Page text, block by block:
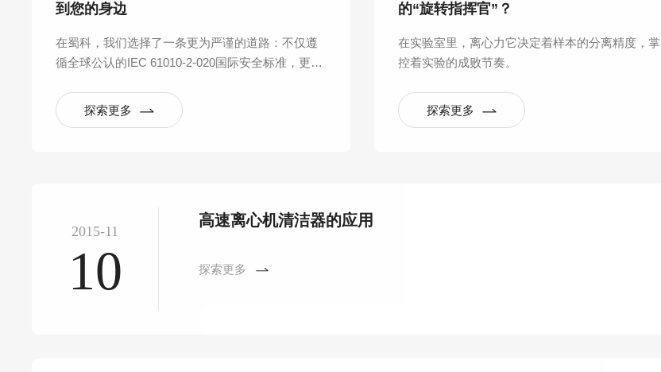
到您的身边
在蜀科，我们选择了一条更为严谨的道路：不仅遵
循全球公认的IEC 61010-2-020国际安全标准，更反
系，将“安全可靠”从一句口号，拆解为数百项可量
化、可重复的严苛测试。
探索更多
的“旋转指挥官”？
在实验室里，离心力它决定着样本的分离精度，掌
控着实验的成败节奏。
探索更多
2015-11
10
高速离心机清洁器的应用
探索更多